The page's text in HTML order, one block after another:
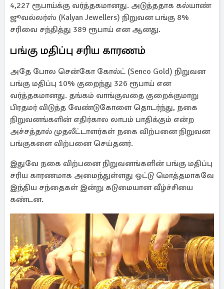
4,227 ரூபாய்க்கு வர்த்தகமானது. அடுத்ததாக கல்யாண்
ஜூவல்லர்ஸ் (Kalyan Jewellers) நிறுவன பங்கு 8%
சரிவை சந்தித்து 389 ரூபாய் என ஆனது.
பங்கு மதிப்பு சரிய காரணம்
அதே போல சென்கோ கோல்ட் (Senco Gold) நிறுவன
பங்கு மதிப்பு 10% குறைந்து 326 ரூபாய் என
வர்த்தகமானது. தங்கம் வாங்குவதை குறைக்குமாறு
பிரதமர் விடுத்த வேண்டுகோளை தொடர்ந்து, நகை
நிறுவனங்களின் எதிர்கால லாபம் பாதிக்கும் என்ற
அச்சத்தால் முதலீட்டாளர்கள் நகை விற்பனை நிறுவன
பங்குகளை விற்பனை செய்தனர்.
இதுவே நகை விற்பனை நிறுவனங்களின் பங்கு மதிப்பு
சரிய காரணமாக அமைந்துள்ளது ஒட்டு மொத்தமாகவே
இந்திய சந்தைகள் இன்று கடுமையான வீழ்ச்சியை
கண்டன.